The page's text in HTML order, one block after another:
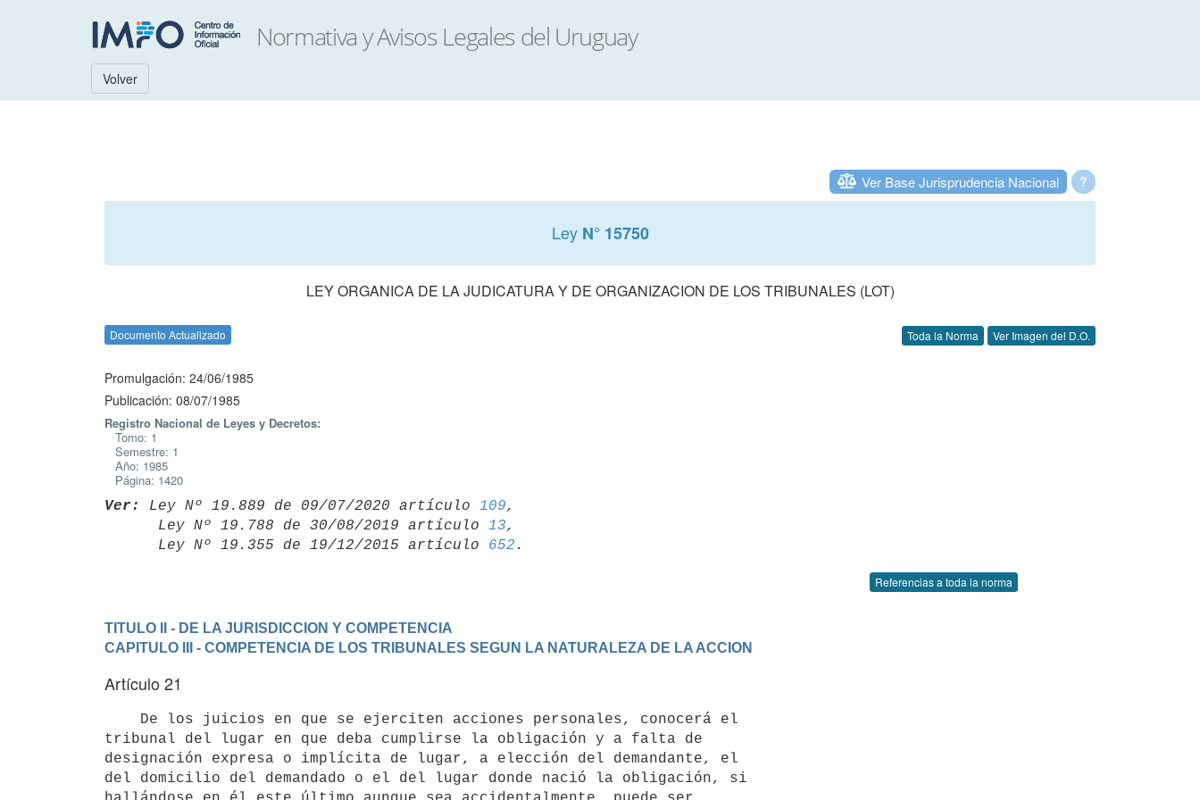
Volver
?
Ver Base Jurisprudencia Nacional
Ley N° 15750
LEY ORGANICA DE LA JUDICATURA Y DE ORGANIZACION DE LOS TRIBUNALES (LOT)
Documento Actualizado Toda la Norma Ver Imagen del D.O.
Promulgación: 24/06/1985
Publicación: 08/07/1985
Registro Nacional de Leyes y Decretos:
Tomo: 1
Semestre: 1
Año: 1985
Página: 1420
Ver: Ley Nº 19.889 de 09/07/2020 artículo 109,
      Ley Nº 19.788 de 30/08/2019 artículo
13,
      Ley Nº 19.355 de 19/12/2015 artículo
652
Referencias a toda la norma
TITULO II - DE LA JURISDICCION Y COMPETENCIA
CAPITULO III - COMPETENCIA DE LOS TRIBUNALES SEGUN LA NATURALEZA DE LA ACCION
Artículo 21
tribunal del lugar en que deba cumplirse la obligación y a falta de
designación expresa o implícita de lugar, a elección del demandante, el
del domicilio del demandado o el del lugar donde nació la obligación, si